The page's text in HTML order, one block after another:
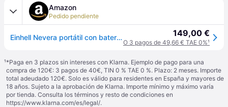
Amazon
Pedido pendiente
Einhell Nevera portátil con batería TE-Col 18/27 Li-Solo 149,00 €
O 3 pagos de 49,66 € TAE 0%¹
¹*Paga en 3 plazos sin intereses con Klarna. Ejemplo de pago para una
compra de 120€: 3 pagos de 40€, TIN 0 % TAE 0 %. Plazo: 2 meses. Importe
total adeudado 120€. Solo es válido para residentes en España y mayores de
18 años. Sujeto a la aprobación de Klarna. Importe mínimo y máximo varía
por tienda. Consulta los términos y resto de condiciones en
https://www.klarna.com/es/legal/.